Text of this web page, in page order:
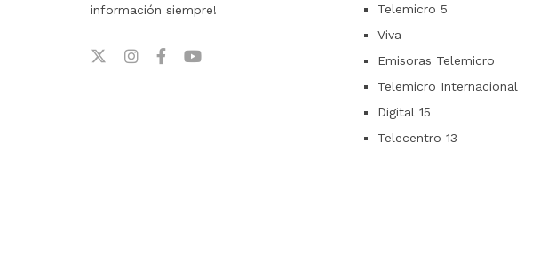
información siempre!
Telemicro 5
Viva
Emisoras Telemicro
Telemicro Internacional
Digital 15
Telecentro 13